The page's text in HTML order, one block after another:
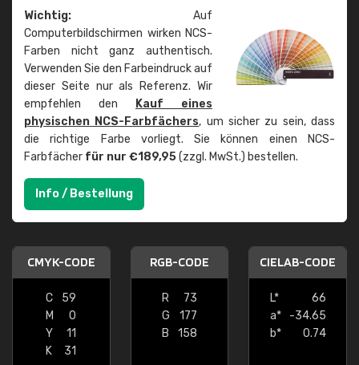
Wichtig: Auf
Computerbildschirmen wirken NCS-
Farben nicht ganz authentisch.
Verwenden Sie den Farbeindruck auf
dieser Seite nur als Referenz. Wir
empfehlen den
Kauf eines
physischen NCS-Farbfächers, um sicher zu sein, dass
die richtige Farbe vorliegt. Sie können einen NCS-
Farbfächer für nur €189,95(zzgl. MwSt.) bestellen.
Info / Bestellung
CMYK-CODE
C
59
M
0
Y
11
K
31
RGB-CODE
R
73
G
177
B
158
CIELAB-CODE
L*
66
a*
-34.65
b*
0.74